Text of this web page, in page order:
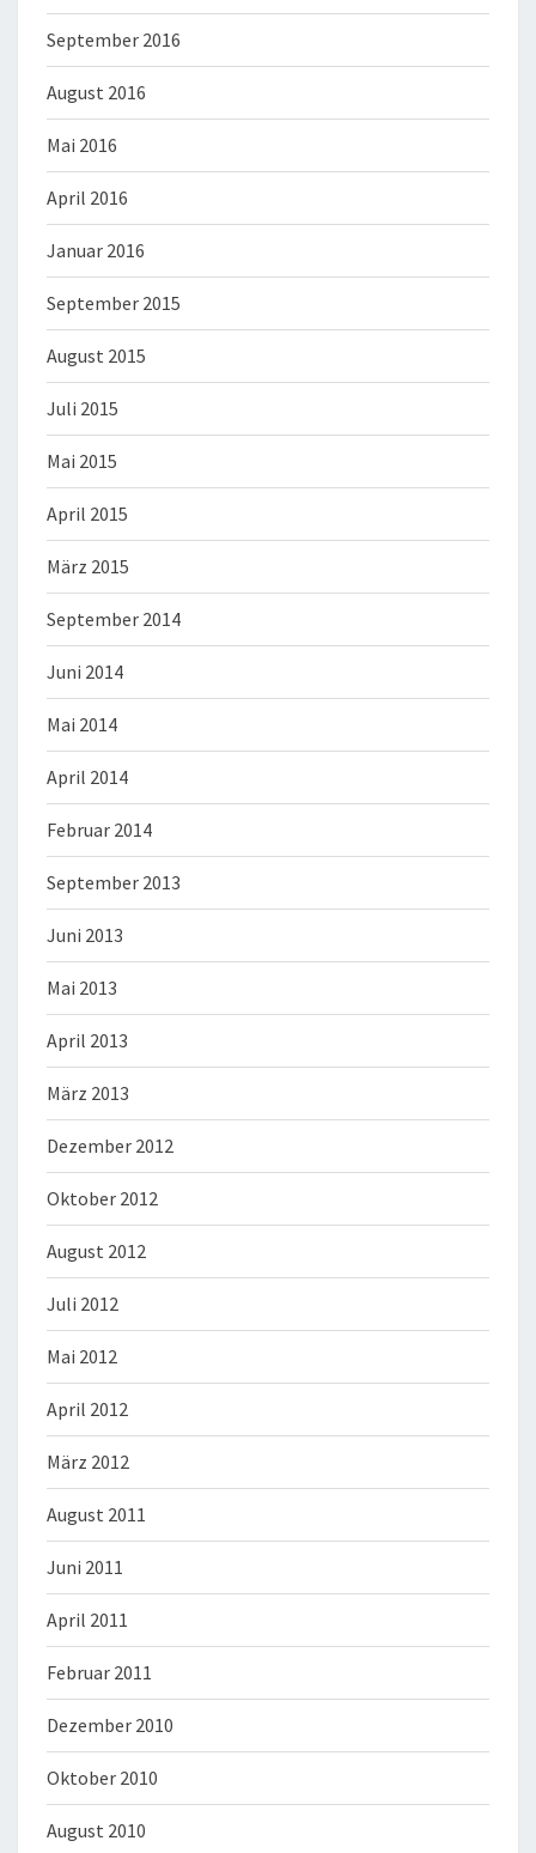
September 2016
August 2016
Mai 2016
April 2016
Januar 2016
September 2015
August 2015
Juli 2015
Mai 2015
April 2015
März 2015
September 2014
Juni 2014
Mai 2014
April 2014
Februar 2014
September 2013
Juni 2013
Mai 2013
April 2013
März 2013
Dezember 2012
Oktober 2012
August 2012
Juli 2012
Mai 2012
April 2012
März 2012
August 2011
Juni 2011
April 2011
Februar 2011
Dezember 2010
Oktober 2010
August 2010